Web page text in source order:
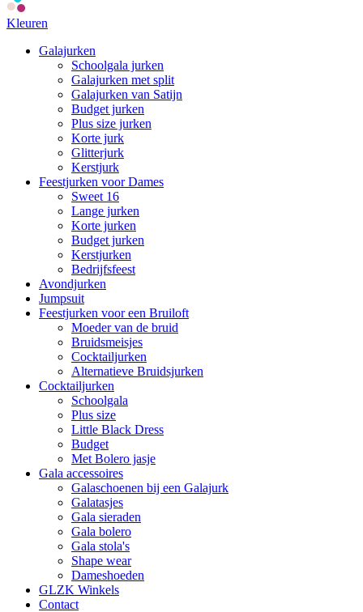
Kleuren
Galajurken
Schoolgala jurken
Galajurken met split
Galajurken van Satijn
Budget jurken
Plus size jurken
Korte jurk
Glitterjurk
Kerstjurk
Feestjurken voor Dames
Sweet 16
Lange jurken
Korte jurken
Budget jurken
Kerstjurken
Bedrijfsfeest
Avondjurken
Jumpsuit
Feestjurken voor een Bruiloft
Moeder van de bruid
Bruidsmeisjes
Cocktailjurken
Alternatieve Bruidsjurken
Cocktailjurken
Schoolgala
Plus size
Little Black Dress
Budget
Met Bolero jasje
Gala accessoires
Galaschoenen bij een Galajurk
Galatasjes
Gala sieraden
Gala bolero
Gala stola's
Shape wear
Dameshoeden
GLZK Winkels
Contact